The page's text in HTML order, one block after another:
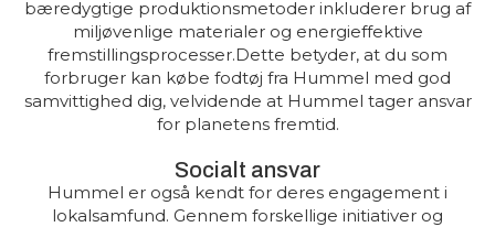
bæredygtige produktionsmetoder inkluderer brug af
miljøvenlige materialer og energieffektive
fremstillingsprocesser.Dette betyder, at du som
forbruger kan købe fodtøj fra Hummel med god
samvittighed dig, velvidende at Hummel tager ansvar
for planetens fremtid.
Socialt ansvar
Hummel er også kendt for deres engagement i
lokalsamfund. Gennem forskellige initiativer og